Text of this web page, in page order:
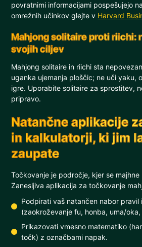
povratnimi informacijami pospešujejo
omrežnih učinkov glejte v Harvard
Mahjong solitaire proti riichi:
svojih ciljev
Mahjong solitaire in riichi sta
uganka ujemanja ploščic; ne uči yaku,
igre. Uporabite solitaire za sprostitev,
pripravo.
Natančne aplikacije
in kalkulatorji, ki jim
zaupate
Točkovanje je področje, kjer se
Zanesljiva aplikacija za točkovanje
Podpirati vaš natančen nabor pravil
(zaokroževanje fu, honba, uma/
Prikazovati vmesno matematiko
točk) z označbami napak.